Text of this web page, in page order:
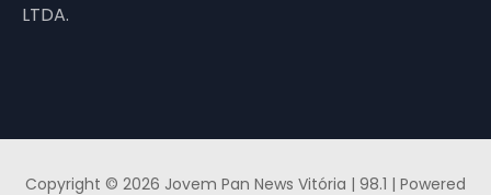
LTDA.
Copyright © 2026 Jovem Pan News Vitória | 98.1 | Powered